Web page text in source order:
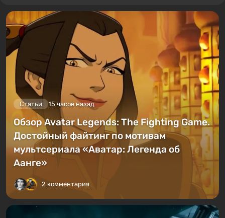
Статьи 15 часов назад
Обзор Avatar Legends: The Fighting Game.
Достойный файтинг по мотивам
мультсериала «Аватар: Легенда об
Аанге»
2 комментария